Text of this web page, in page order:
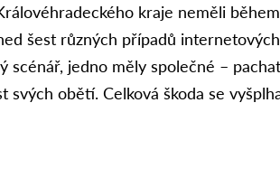
kraje neměli
šest různých případů
scénář, jedno měly společné –
svých obětí. Celková škoda se